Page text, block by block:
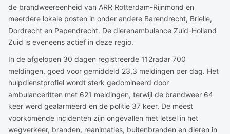
de brandweereenheid van ARR Rotterdam-Rijnmond en
meerdere lokale posten in onder andere Barendrecht, Brielle,
Dordrecht en Papendrecht. De dierenambulance Zuid-Holland
Zuid is eveneens actief in deze regio.
In de afgelopen 30 dagen registreerde 112radar 700
meldingen, goed voor gemiddeld 23,3 meldingen per dag. Het
hulpdienstprofiel wordt sterk gedomineerd door
ambulanceritten met 621 meldingen, terwijl de brandweer 64
keer werd gealarmeerd en de politie 37 keer. De meest
voorkomende incidenten zijn ongevallen met letsel in het
wegverkeer, branden, reanimaties, buitenbranden en dieren in